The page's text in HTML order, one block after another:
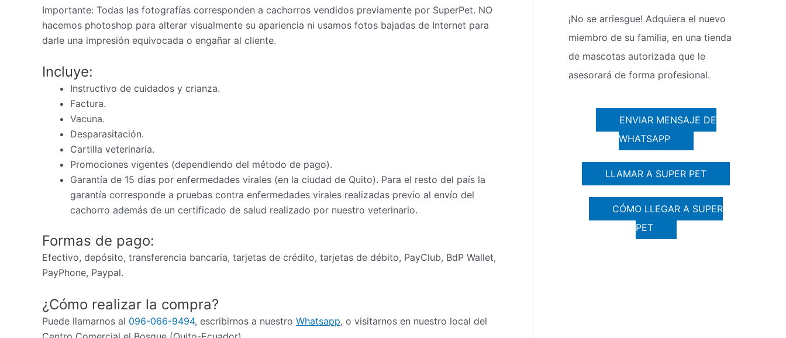
Importante: Todas las fotografías corresponden a cachorros vendidos previamente por SuperPet. NO
hacemos photoshop para alterar visualmente su apariencia ni usamos fotos bajadas de Internet para
darle una impresión equivocada o engañar al cliente.
Incluye:
Instructivo de cuidados y crianza.
Factura.
Vacuna.
Desparasitación.
Cartilla veterinaria.
Promociones vigentes (dependiendo del método de pago).
Garantía de 15 días por enfermedades virales (en la ciudad de Quito). Para el resto del país la
garantía corresponde a pruebas contra enfermedades virales realizadas previo al envío del
cachorro además de un certificado de salud realizado por nuestro veterinario.
Formas de pago:
Efectivo, depósito, transferencia bancaria, tarjetas de crédito, tarjetas de débito, PayClub, BdP Wallet,
PayPhone, Paypal.
¿Cómo realizar la compra?
Puede llamarnos al 096-066-9494, escribirnos a nuestro Whatsapp, o visitarnos en nuestro local del
¡No se arriesgue! Adquiera el nuevo
miembro de su familia, en una tienda
de mascotas autorizada que le
asesorará de forma profesional.
ENVIAR MENSAJE DE
WHATSAPP
LLAMAR A SUPER PET
CÓMO LLEGAR A SUPER
PET